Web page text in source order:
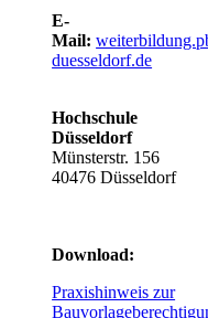
E-
Mail:
duesseldorf.de​
Hochschule
Düsseldorf
Münsterstr. 156
40476 Düsseldorf
​Download:
Praxishinweis zur